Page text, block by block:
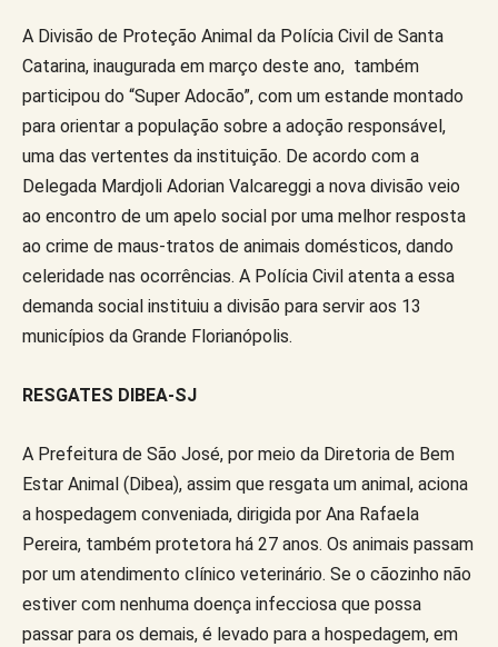
A Divisão de Proteção Animal da Polícia Civil de Santa
Catarina, inaugurada em março deste ano, também
participou do “Super Adocão”, com um estande montado
para orientar a população sobre a adoção responsável,
uma das vertentes da instituição. De acordo com a
Delegada Mardjoli Adorian Valcareggi a nova divisão veio
ao encontro de um apelo social por uma melhor resposta
ao crime de maus-tratos de animais domésticos, dando
celeridade nas ocorrências. A Polícia Civil atenta a essa
demanda social instituiu a divisão para servir aos 13
municípios da Grande Florianópolis.
RESGATES DIBEA-SJ
A Prefeitura de São José, por meio da Diretoria de Bem
Estar Animal (Dibea), assim que resgata um animal, aciona
a hospedagem conveniada, dirigida por Ana Rafaela
Pereira, também protetora há 27 anos. Os animais passam
por um atendimento clínico veterinário. Se o cãozinho não
estiver com nenhuma doença infecciosa que possa
passar para os demais, é levado para a hospedagem, em